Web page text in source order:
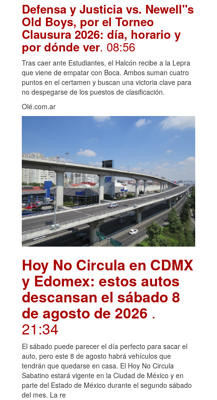
Defensa y Justicia vs. Newell"s
Old Boys, por el Torneo
Clausura 2026: día, horario y
por dónde ver. 08:56
Tras caer ante Estudiantes, el Halcón recibe a la Lepra
que viene de empatar con Boca. Ambos suman cuatro
puntos en el certamen y buscan una victoria clave para
no despegarse de los puestos de clasificación.
Olé.com.ar
Hoy No Circula en CDMX
y Edomex: estos autos
descansan el sábado 8
de agosto de 2026 .
21:34
El sábado puede parecer el día perfecto para sacar el
auto, pero este 8 de agosto habrá vehículos que
tendrán que quedarse en casa. El Hoy No Circula
Sabatino estará vigente en la Ciudad de México y en
parte del Estado de México durante el segundo sábado
del mes. La re